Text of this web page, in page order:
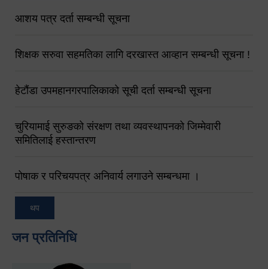
आशय पत्र दर्ता सम्बन्धी सूचना
शिक्षक सरुवा सहमतिका लागि दरखास्त आव्हान सम्बन्धी सूचना !
हेटौंडा उपमहानगरपालिकाको सूची दर्ता सम्बन्धी सूचना
चुरियामाई सुरुङको संरक्षण तथा व्यवस्थापनको जिम्मेवारी
समितिलाई हस्तान्तरण
पोषाक र परिचयपत्र अनिवार्य लगाउने सम्बन्धमा ।
थप
जन प्रतिनिधि